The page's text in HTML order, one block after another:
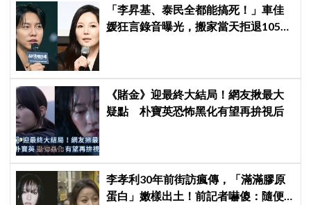
「李昇基、泰民全都能搞死！」車佳
媛狂言錄音曝光，搬家當天拒退105億
《賭金》迎最終大結局！網友揪最大
疑點 朴寶英恐怖黑化有望再拚視后
李孝利30年前街訪瘋傳，「滿滿膠原
蛋白」嫩樣出土！前記者嚇傻：隨便